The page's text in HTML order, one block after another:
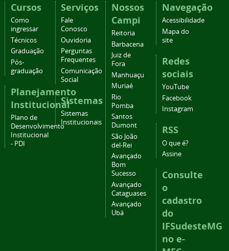
Cursos
Como
ingressar
Técnicos
Graduação
Pós-
graduação
Planejamento
Institucional
Plano de
Desenvolvimento
Institucional
- PDI
Serviços
Fale
Conosco
Ouvidoria
Perguntas
Frequentes
Comunicação
Social
Sistemas
Sistemas
Institucionais
Nossos
Campi
Reitoria
Barbacena
Juiz de
Fora
Manhuaçu
Muriaé
Rio
Pomba
Santos
Dumont
São João
del-Rei
Avançado
Bom
Sucesso
Avançado
Cataguases
Avançado
Ubá
Navegação
Acessibilidade
Mapa do
site
Redes
sociais
YouTube
Facebook
Instagram
RSS
O que é?
Assine
Consulte
o
cadastro
do
IFSudesteMG
no e-